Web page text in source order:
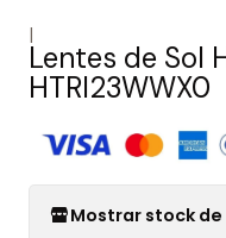
|
Lentes de Sol
HTRI23WWX0
Mostrar stock